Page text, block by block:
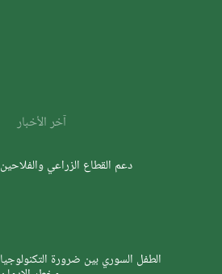
آخر الأخبار
دعم القطاع الزراعي والفلاحين
الطفل السوري بين ضرورة التكنولوجيا